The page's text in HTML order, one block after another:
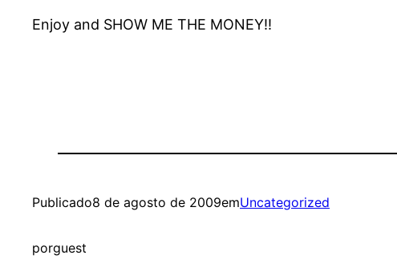
Enjoy and SHOW ME THE MONEY!!
Publicado8 de agosto de 2009emUncategorized
porguest